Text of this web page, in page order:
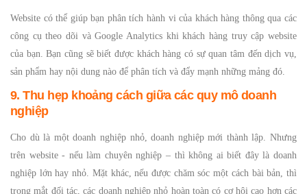
Website có thể giúp bạn phân tích hành vi của khách hàng thông qua các
công cụ theo dõi và Google Analytics khi khách hàng truy cập website
của bạn. Bạn cũng sẽ biết được khách hàng có sự quan tâm đến dịch vụ,
sản phẩm hay nội dung nào để phân tích và đẩy mạnh những mảng đó.
9. Thu hẹp khoảng cách giữa các quy mô doanh
nghiệp
Cho dù là một doanh nghiệp nhỏ, doanh nghiệp mới thành lập. Nhưng
trên website - nếu làm chuyên nghiệp – thì không ai biết đây là doanh
nghiệp lớn hay nhỏ. Mặt khác, nếu được chăm sóc một cách bài bản, thì
trong mắt đối tác, các doanh nghiệp nhỏ hoàn toàn có cơ hội cao hơn các